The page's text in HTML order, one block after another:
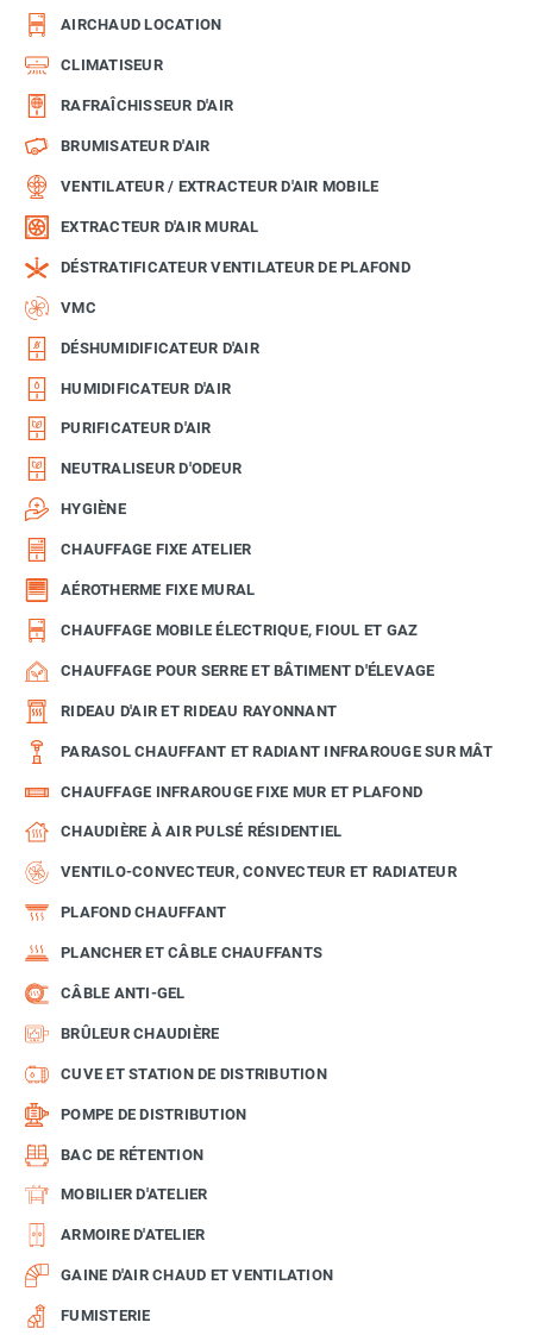
AIRCHAUD LOCATION
CLIMATISEUR
RAFRAÎCHISSEUR D'AIR
BRUMISATEUR D'AIR
VENTILATEUR / EXTRACTEUR D'AIR MOBILE
EXTRACTEUR D'AIR MURAL
DÉSTRATIFICATEUR VENTILATEUR DE PLAFOND
VMC
DÉSHUMIDIFICATEUR D'AIR
HUMIDIFICATEUR D'AIR
PURIFICATEUR D'AIR
NEUTRALISEUR D'ODEUR
HYGIÈNE
CHAUFFAGE FIXE ATELIER
AÉROTHERME FIXE MURAL
CHAUFFAGE MOBILE ÉLECTRIQUE, FIOUL ET GAZ
CHAUFFAGE POUR SERRE ET BÂTIMENT D'ÉLEVAGE
RIDEAU D'AIR ET RIDEAU RAYONNANT
PARASOL CHAUFFANT ET RADIANT INFRAROUGE SUR MÂT
CHAUFFAGE INFRAROUGE FIXE MUR ET PLAFOND
CHAUDIÈRE À AIR PULSÉ RÉSIDENTIEL
VENTILO-CONVECTEUR, CONVECTEUR ET RADIATEUR
PLAFOND CHAUFFANT
PLANCHER ET CÂBLE CHAUFFANTS
CÂBLE ANTI-GEL
BRÛLEUR CHAUDIÈRE
CUVE ET STATION DE DISTRIBUTION
POMPE DE DISTRIBUTION
BAC DE RÉTENTION
MOBILIER D'ATELIER
ARMOIRE D'ATELIER
GAINE D'AIR CHAUD ET VENTILATION
FUMISTERIE